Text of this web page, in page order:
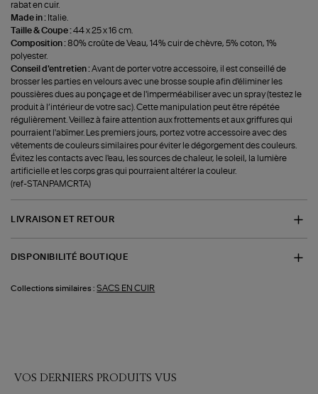
rabat en cuir.
Made in : Italie.
Taille & Coupe :44 x 25 x 16 cm.
Composition :80% croûte de Veau, 14% cuir de chèvre, 5% coton, 1%
polyester.
Conseil d'entretien :Avant de porter votre accessoire, il est conseillé de
brosser les parties en velours avec une brosse souple afin d'éliminer les
poussières dues au ponçage et de l'imperméabiliser avec un spray (testez le
produit à l’intérieur de votre sac). Cette manipulation peut être répétée
régulièrement. Veillez à faire attention aux frottements et aux griffures qui
pourraient l'abîmer. Les premiers jours, portez votre accessoire avec des
vêtements de couleurs similaires pour éviter le dégorgement des couleurs.
Évitez les contacts avec l'eau, les sources de chaleur, le soleil, la lumière
artificielle et les corps gras qui pourraient altérer la couleur.
(ref-STANPAMCRTA)
LIVRAISON ET RETOUR
DISPONIBILITÉ BOUTIQUE
Collections similaires : SACS EN CUIR
VOS DERNIERS PRODUITS VUS